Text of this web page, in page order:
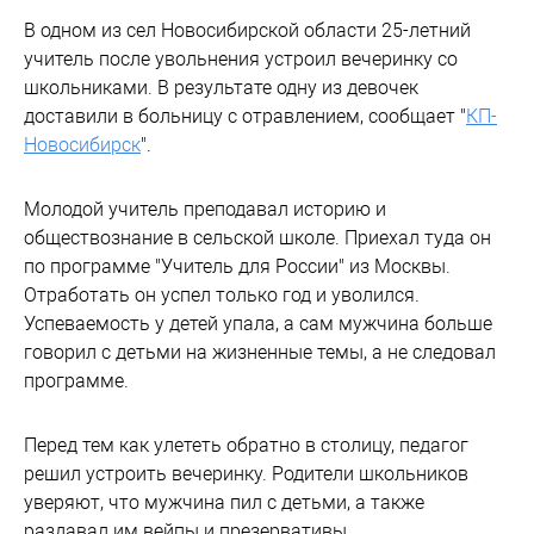
В одном из сел Новосибирской области 25-летний
учитель после увольнения устроил вечеринку со
школьниками. В результате одну из девочек
доставили в больницу с отравлением, сообщает "КП-
Новосибирск".
Молодой учитель преподавал историю и
обществознание в сельской школе. Приехал туда он
по программе "Учитель для России" из Москвы.
Отработать он успел только год и уволился.
Успеваемость у детей упала, а сам мужчина больше
говорил с детьми на жизненные темы, а не следовал
программе.
Перед тем как улететь обратно в столицу, педагог
решил устроить вечеринку. Родители школьников
уверяют, что мужчина пил с детьми, а также